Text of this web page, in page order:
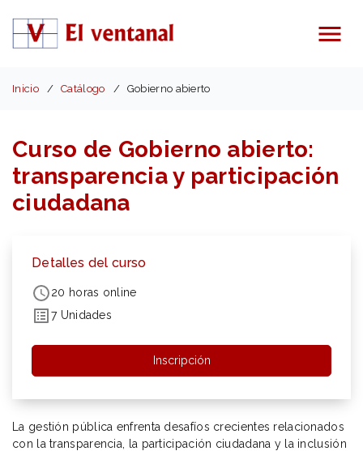
Menú
Inicio Catálogo Gobierno abierto
Curso de Gobierno abierto:
transparencia y participación
ciudadana
Detalles del curso
20 horas online
7 Unidades
Inscripción
La gestión pública enfrenta desafíos crecientes relacionados
con la transparencia, la participación ciudadana y la inclusión